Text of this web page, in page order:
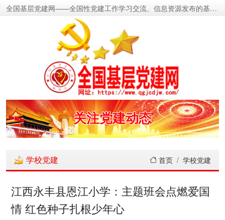
全国基层党建网——全国性党建工作学习交流、信息资源发布的基层党建新闻门户网
密切党群关系
传递党的声音
关注党建动态
传播党建理论
学校党建 首页 学校党建
江西永丰县恩江小学：主题班会点燃爱国
情 红色种子扎根少年心